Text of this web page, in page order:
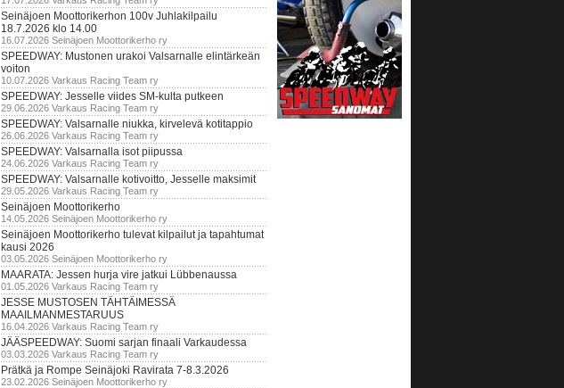
Seinäjoen Moottorikerhon 100v Juhlakilpailu
18.7.2026 klo 14.00
16.07.2026 Seinäjoen Moottorikerho ry
SPEEDWAY: Mustonen urakoi Valsarnalle elintärkeän
voiton
10.07.2026 Varkaus Racing Team ry
SPEEDWAY: Jesselle viides SM-kulta putkeen
29.06.2026 Varkaus Racing Team ry
SPEEDWAY: Valsarnalle niukka, kirvelevä kotitappio
26.06.2026 Varkaus Racing Team ry
SPEEDWAY: Valsarnalla isot piipussa
24.06.2026 Varkaus Racing Team ry
SPEEDWAY: Valsarnalle kotivoitto, Jesselle maksimit
29.05.2026 Varkaus Racing Team ry
Seinäjoen Moottorikerho
14.05.2026 Seinäjoen Moottorikerho ry
Seinäjoen Moottorikerho tulevat kilpailut ja tapahtumat
kausi 2026
03.05.2026 Seinäjoen Moottorikerho ry
MAARATA: Jessen hurja vire jatkui Lübbenaussa
01.05.2026 Varkaus Racing Team ry
JESSE MUSTOSEN TÄHTÄIMESSÄ
MAAILMANMESTARUUS
16.04.2026 Varkaus Racing Team ry
JÄÄSPEEDWAY: Suomi sarjan finaali Varkaudessa
03.03.2026 Varkaus Racing Team ry
Prätkä ja Rompe Seinäjoki Ravirata 7-8.3.2026
23.02.2026 Seinäjoen Moottorikerho ry